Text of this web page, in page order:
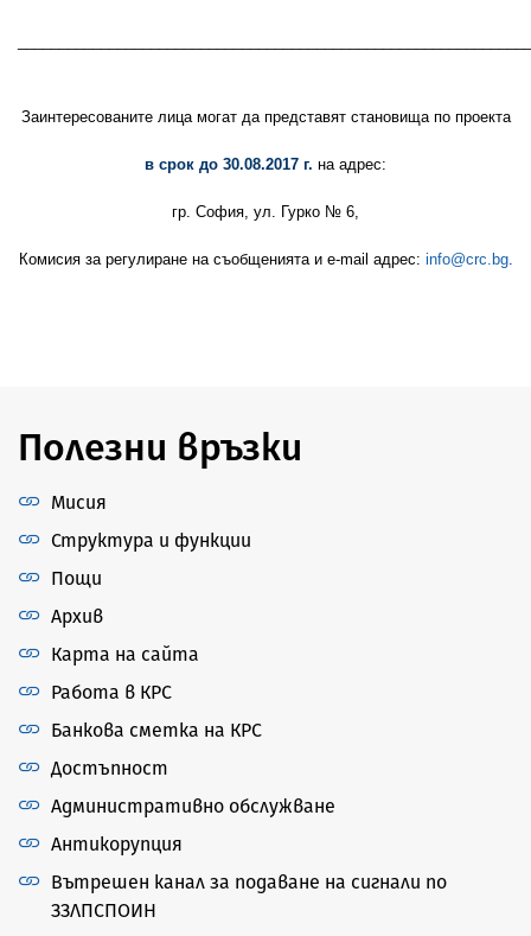
Заинтересованите лица могат да представят становища по проекта
в срок до 30.08.2017 г. на адрес:
гр. София, ул. Гурко № 6,
Комисия за регулиране на съобщенията и e-mail адрес: info@crc.bg.
Полезни връзки
Мисия
Структура и функции
Пощи
Архив
Карта на сайта
Работа в КРС
Банкова сметка на КРС
Достъпност
Административно обслужване
Антикорупция
Вътрешен канал за подаване на сигнали по
ЗЗЛПСПОИН